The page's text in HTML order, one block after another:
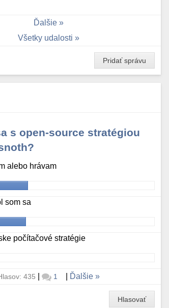
Ďalšie
Všetky udalosti
Pridať správu
s open-source stratégiou
alebo hrávam
som sa
počítačové stratégie
435 | 1 Ďalšie
Hlasovať